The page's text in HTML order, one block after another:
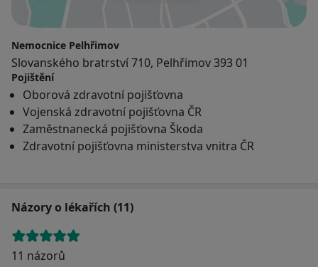
Nemocnice Pelhřimov
Slovanského bratrství 710, Pelhřimov 393 01
Pojištění
Oborová zdravotní pojišťovna
Vojenská zdravotní pojišťovna ČR
Zaměstnanecká pojišťovna Škoda
Zdravotní pojišťovna ministerstva vnitra ČR
Názory o lékařích (11)
11 názorů